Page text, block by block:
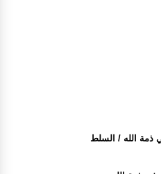
ذمة الله / السلط